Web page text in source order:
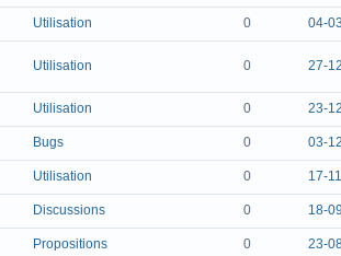
Utilisation 0 04-
Utilisation 0 27-
Utilisation 0 23-
Bugs 0 03-
Utilisation 0 17-
Discussions 0 18-
Propositions 0 23-